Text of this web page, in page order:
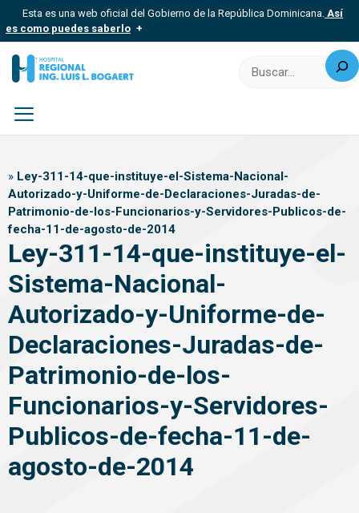
Saltar
al
contenido
Esta es una web oficial del Gobierno de la República Dominicana. Así
es como puedes saberlo
Los sitios web oficiales utilizan .gob.do, .gov.do o .mil.do
Un sitio .gob.do, .gov.do o .mil.do significa que pertenece a una
seguro dentro de .gob.do o .gov.do. Comparte información
confidencial solo en este tipo de sitios.
» Ley-311-14-que-instituye-el-Sistema-Nacional-
Autorizado-y-Uniforme-de-Declaraciones-Juradas-de-
Patrimonio-de-los-Funcionarios-y-Servidores-Publicos-de-
fecha-11-de-agosto-de-2014
Ley-311-14-que-instituye-el-
Sistema-Nacional-
Autorizado-y-Uniforme-de-
Declaraciones-Juradas-de-
Patrimonio-de-los-
Funcionarios-y-Servidores-
Publicos-de-fecha-11-de-
agosto-de-2014